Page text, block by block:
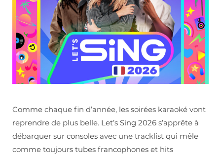
Comme chaque fin d’année, les soirées karaoké vont
reprendre de plus belle. Let’s Sing 2026 s’apprête à
débarquer sur consoles avec une tracklist qui mêle
comme toujours tubes francophones et hits